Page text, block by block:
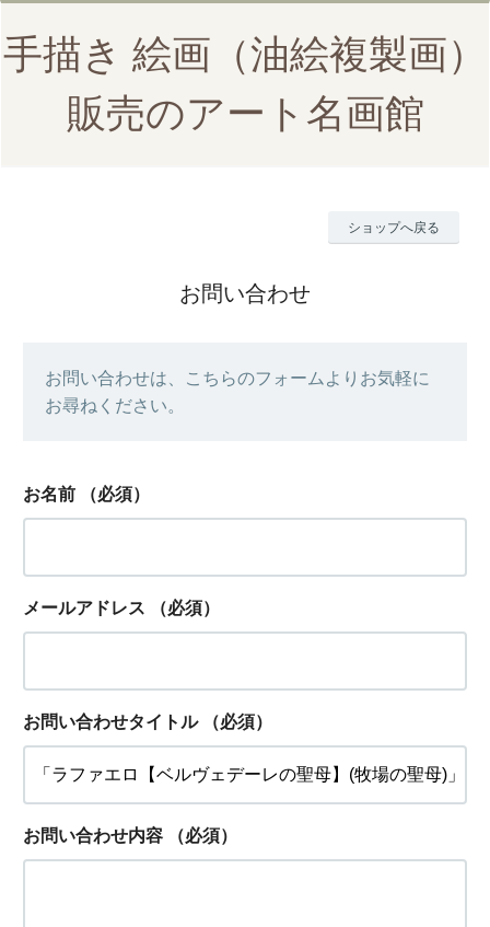
手描き 絵画（油絵複製画）
販売のアート名画館
ショップへ戻る
お問い合わせ
お問い合わせは、こちらのフォームよりお気軽に
お尋ねください。
お名前 （必須）
メールアドレス （必須）
お問い合わせタイトル （必須）
お問い合わせ内容 （必須）